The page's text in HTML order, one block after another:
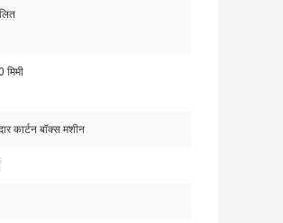
मिमी
कार्टन बॉक्स मशीन